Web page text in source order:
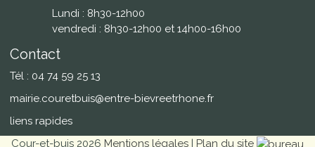
Lundi : 8h30-12h00
vendredi : 8h30-12h00 et 14h00-16h00
Contact
Tél : 04 74 59 25 13
mairie.couretbuis@entre-bievreetrhone.fr
liens rapides
Cour-et-buis 2026 Mentions légales | Plan du site